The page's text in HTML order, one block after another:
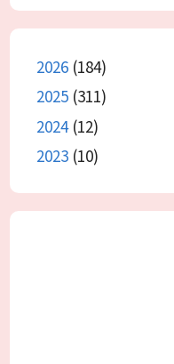
2026 (184)
2025 (311)
2024(12)
2023 (10)